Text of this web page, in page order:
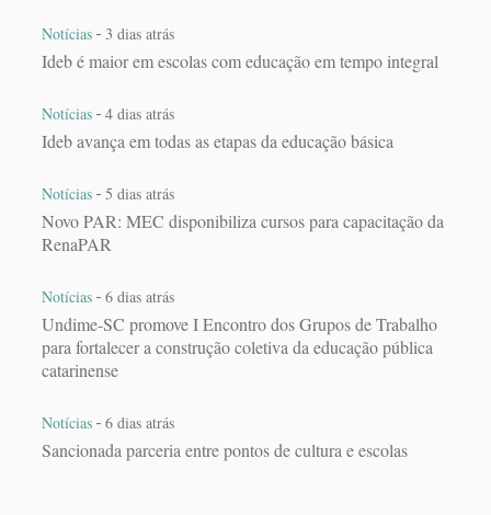
Notícias - 3 dias atrás
Ideb é maior em escolas com educação em tempo integral
Notícias - 4 dias atrás
Ideb avança em todas as etapas da educação básica
Notícias - 5 dias atrás
Novo PAR: MEC disponibiliza cursos para capacitação da
RenaPAR
Notícias - 6 dias atrás
Undime-SC promove I Encontro dos Grupos de Trabalho
para fortalecer a construção coletiva da educação pública
catarinense
Notícias - 6 dias atrás
Sancionada parceria entre pontos de cultura e escolas